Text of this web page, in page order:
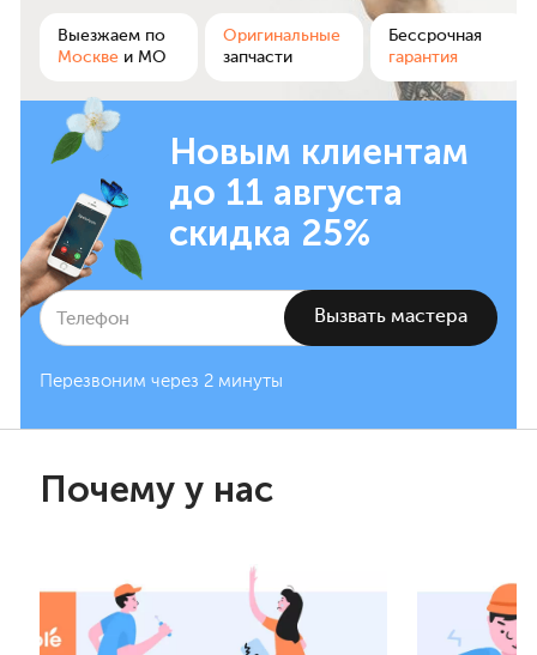
Выезжаем по
Москве и МО
Оригинальные
запчасти
Бессрочная
гарантия
Новым клиентам
до 11 августа
скидка 25%
Перезвоним через 2 минуты
Почему у нас